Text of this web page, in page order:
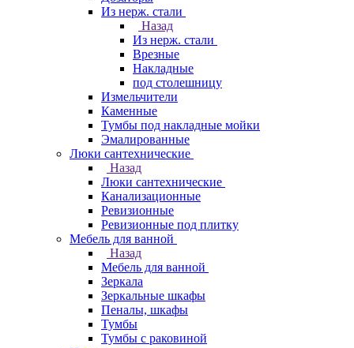
Из нерж. стали
Назад
Из нерж. стали
Врезные
Накладные
под столешницу
Измельчители
Каменные
Тумбы под накладные мойки
Эмалированные
Люки сантехнические
Назад
Люки сантехнические
Канализационные
Ревизионные
Ревизионные под плитку
Мебель для ванной
Назад
Мебель для ванной
Зеркала
Зеркальные шкафы
Пеналы, шкафы
Тумбы
Тумбы с раковиной